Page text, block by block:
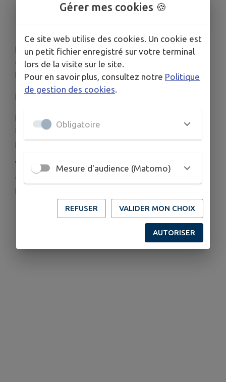
Kodama — Harmonie et Bien-être,propose des
cours découverte de Qi Gong à Lathuile, espace
Bornette, City Park.
💶Tarif : 20 € / personne
Inscription obligatoire
82 15 38(prénom, nom et nombre de
participants).
Venez découvrir avec Amélie, cette pratique
douce qui harmonise le corps et l'esprit, et
profitez de l'été autrement.
Gérer mes cookies 🍪
Ce site web utilise des cookies. Un cookie est
un petit fichier enregistré sur votre terminal
lors de la visite sur le site.
Pour en savoir plus, consultez notre Politique
de gestion des cookies.
Obligatoire
Mesure d'audience (Matomo)
REFUSER VALIDER MON CHOIX
AUTORISER